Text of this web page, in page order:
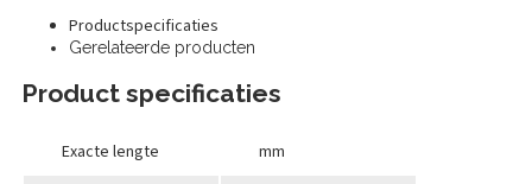
Productspecificaties
Gerelateerde producten
Product specificaties
Exacte lengte
mm